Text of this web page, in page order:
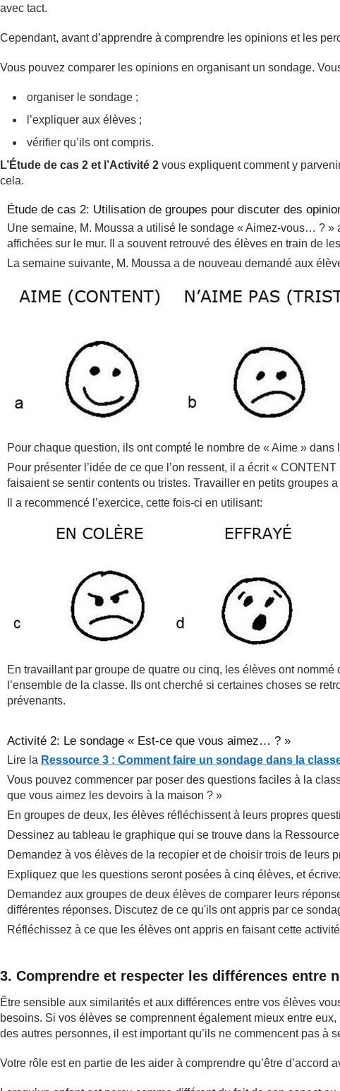
avec tact.
Cependant, avant d’apprendre à comprendre les opinions et les
Vous pouvez comparer les opinions en organisant un sondage.
organiser le sondage ;
l’expliquer aux élèves ;
vérifier qu’ils ont compris.
L’Étude de cas 2 et l’Activité 2 vous expliquent comment y
cela.
Étude de cas 2: Utilisation de groupes pour discuter des
Une semaine, M. Moussa a utilisé le sondage « Aimez-vous… ?
affichées sur le mur. Il a souvent retrouvé des élèves en train de
La semaine suivante, M. Moussa a de nouveau demandé aux
Pour chaque question, ils ont compté le nombre de « Aime »
Pour présenter l’idée de ce que l’on ressent, il a écrit «
faisaient se sentir contents ou tristes. Travailler en petits groupes
Il a recommencé l’exercice, cette fois-ci en utilisant:
En travaillant par groupe de quatre ou cinq, les élèves ont
l’ensemble de la classe. Ils ont cherché si certaines choses se
prévenants.
Activité 2: Le sondage « Est-ce que vous aimez… ? »
Lire la Ressource 3 : Comment faire un sondage dans la
Vous pouvez commencer par poser des questions faciles à la
que vous aimez les devoirs à la maison ? »
En groupes de deux, les élèves réfléchissent à leurs propres
Dessinez au tableau le graphique qui se trouve dans la
Demandez à vos élèves de la recopier et de choisir trois de leurs
Expliquez que les questions seront posées à cinq élèves, et
Demandez aux groupes de deux élèves de comparer leurs
différentes réponses. Discutez de ce qu'ils ont appris par ce
Réfléchissez à ce que les élèves ont appris en faisant cette
3. Comprendre et respecter les différences entre
Être sensible aux similarités et aux différences entre vos élèves
besoins. Si vos élèves se comprennent également mieux entre
des autres personnes, il est important qu’ils ne commencent pas à
Votre rôle est en partie de les aider à comprendre qu’être d’accord